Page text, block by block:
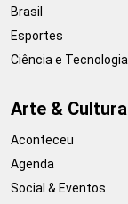
Brasil
Esportes
Ciência e Tecnologia
Arte & Cultura
Aconteceu
Agenda
Social & Eventos